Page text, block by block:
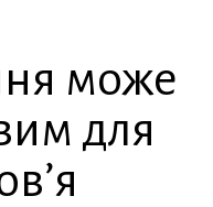
може
для